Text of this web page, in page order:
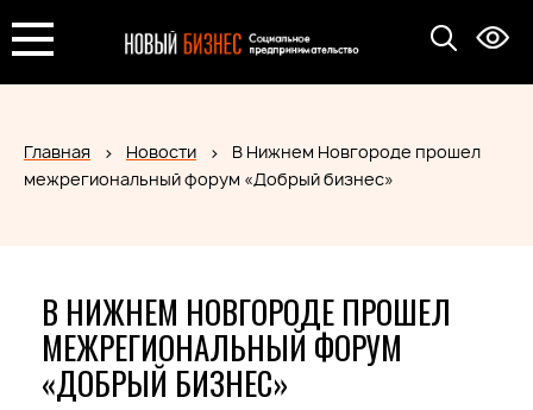
Главная Новости
В Нижнем Новгороде прошел
межрегиональный форум «Добрый бизнес»
В НИЖНЕМ НОВГОРОДЕ ПРОШЕЛ
МЕЖРЕГИОНАЛЬНЫЙ ФОРУМ
«ДОБРЫЙ БИЗНЕС»